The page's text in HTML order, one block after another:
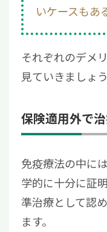
いケースもあ
それぞれのデメ
見ていきましょう
保険適用外で
免疫療法の中に
学的に十分に証
準治療として認
ます。